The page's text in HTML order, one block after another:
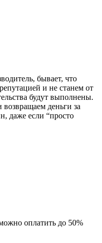
бывает, что
и не станем от
будут выполнены.
деньги за
даже если “просто
оплатить до 50%